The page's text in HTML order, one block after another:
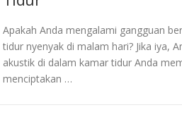
Apakah Anda mengalami gangguan
tidur nyenyak di malam hari? Jika iya,
akustik di dalam kamar tidur Anda
menciptakan …